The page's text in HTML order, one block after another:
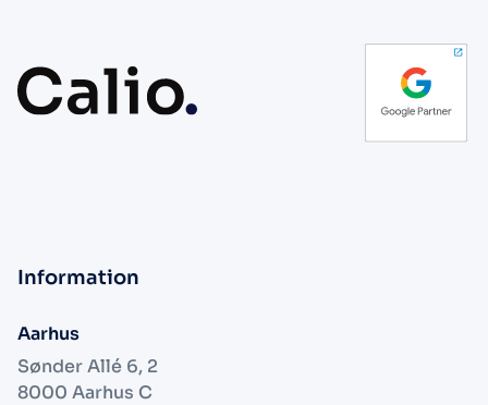
Information
Aarhus
Sønder Allé 6, 2
8000 Aarhus C